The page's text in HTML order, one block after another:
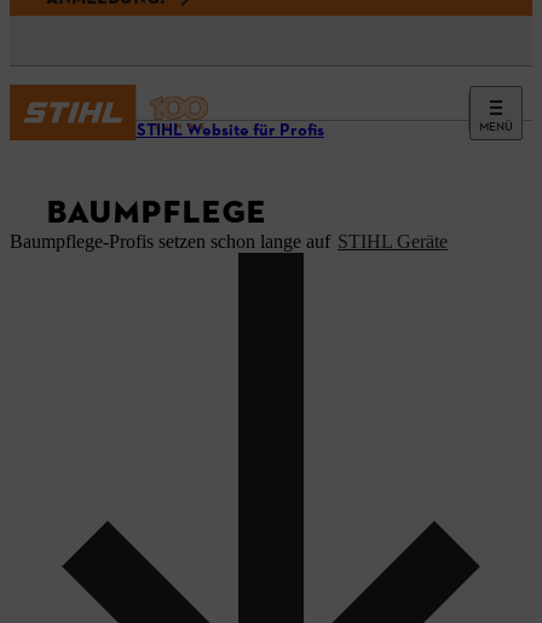
MENÜ
Unsere STIHL Website für Profis
BAUMPFLEGE
Baumpflege-Profis setzen schon lange auf STIHL Geräte